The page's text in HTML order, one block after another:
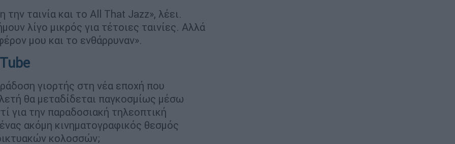
ταινία και το All That Jazz», λέει.
λίγο μικρός για τέτοιες ταινίες. Αλλά
μου και το ενθάρρυναν».
γιορτής στη νέα εποχή που
θα μεταδίδεται παγκοσμίως μέσω
για την παραδοσιακή τηλεοπτική
ακόμη κινηματογραφικός θεσμός
κολοσσών;